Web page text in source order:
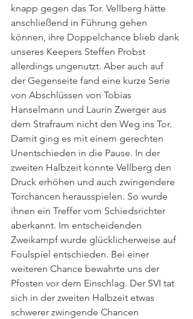
knapp gegen das Tor. Vellberg hätte
anschließend in Führung gehen
können, ihre Doppelchance blieb dank
unseres Keepers Steffen Probst
allerdings ungenutzt. Aber auch auf
der Gegenseite fand eine kurze Serie
von Abschlüssen von Tobias
Hanselmann und Laurin Zwerger aus
dem Strafraum nicht den Weg ins Tor.
Damit ging es mit einem gerechten
Unentschieden in die Pause. In der
zweiten Halbzeit konnte Vellberg den
Druck erhöhen und auch zwingendere
Torchancen herausspielen. So wurde
ihnen ein Treffer vom Schiedsrichter
aberkannt. Im entscheidenden
Zweikampf wurde glücklicherweise auf
Foulspiel entschieden. Bei einer
weiteren Chance bewahrte uns der
Pfosten vor dem Einschlag. Der SVI tat
sich in der zweiten Halbzeit etwas
schwerer zwingende Chancen